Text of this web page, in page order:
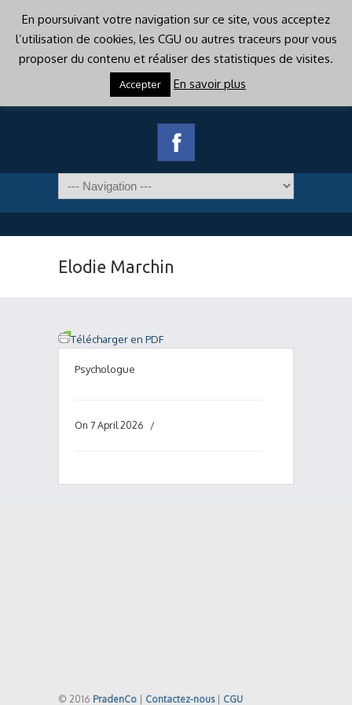
Elodie Marchin
Télécharger en PDF
Psychologue
On 7 April 2026 /
© 2016 PradenCo Contactez-nous| CGU
En poursuivant votre navigation sur ce site, vous acceptez
l’utilisation de cookies, les CGU ou autres traceurs pour vous
proposer du contenu et réaliser des statistiques de visites.
Accepter En savoir plus